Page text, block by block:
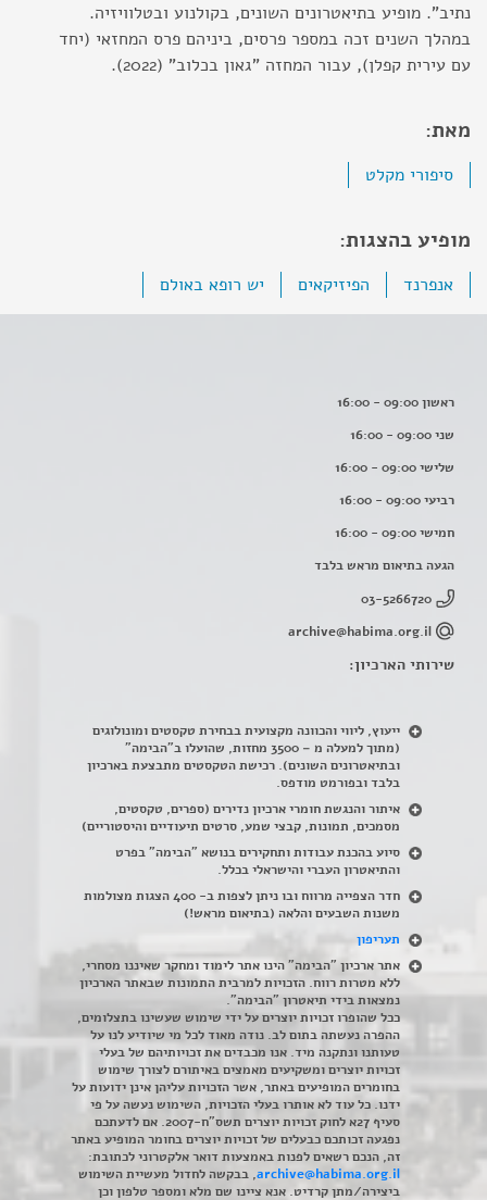
נתיב". מופיע בתיאטרונים השונים, בקולנוע ובטלוויזיה.
במהלך השנים זכה במספר פרסים, ביניהם פרס המחזאי (יחד
עם עירית קפלן), עבור המחזה "גאון בכלוב" (2022).
מאת:
סיפורי מקלט
מופיע בהצגות:
אנפרנד הפיזיקאים יש רופא באולם
ראשון 09:00 - 16:00
שני 09:00 - 16:00
שלישי 09:00 - 16:00
רביעי 09:00 - 16:00
חמישי 09:00 - 16:00
הגעה בתיאום מראש בלבד
03-5266720
archive@habima.org.il
שירותי הארכיון:
ייעוץ, ליווי והכוונה מקצועית בבחירת טקסטים ומונולוגים
(מתוך למעלה מ – 3500 מחזות, שהועלו ב"הבימה"
ובתיאטרונים השונים). רכישת הטקסטים מתבצעת בארכיון
בלבד ובפורמט מודפס.
איתור והנגשת חומרי ארכיון נדירים (ספרים, טקסטים,
מסמכים, תמונות, קבצי שמע, סרטים תיעודיים והיסטוריים)
סיוע בהכנת עבודות ותחקירים בנושא "הבימה" בפרט
והתיאטרון העברי והישראלי בכלל.
חדר הצפייה מרווח ובו ניתן לצפות ב- 400 הצגות מצולמות
משנות השבעים והלאה (בתיאום מראש!)
תעריפון
אתר ארכיון "הבימה" הינו אתר לימוד ומחקר שאיננו מסחרי,
ללא מטרות רווח. הזכויות למרבית התמונות שבאתר הארכיון
נמצאות בידי תיאטרון "הבימה".
ככל שהופרו זכויות יוצרים על ידי שימוש שעשינו בתצלומים,
ההפרה נעשתה בתום לב. נודה מאוד לכל מי שיודיע לנו על
טעותנו ונתקנה מיד. אנו מכבדים את זכויותיהם של בעלי
זכויות יוצרים ומשקיעים מאמצים באיתורם לצורך שימוש
בחומרים המופיעים באתר, אשר הזכויות עליהן אינן ידועות על
ידנו. כל עוד לא אותרו בעלי הזכויות, השימוש נעשה על פי
סעיף 27א לחוק זכויות יוצרים תשס"ח-2007. אם לדעתכם
נפגעה זכותכם כבעלים של זכויות יוצרים בחומר המופיע באתר
זה, הנכם רשאים לפנות באמצעות דואר אלקטרוני לכתובת:
archive@habima.org.il, בבקשה לחדול מעשיית השימוש
ביצירה/מתן קרדיט. אנא ציינו שם מלא ומספר טלפון וכן